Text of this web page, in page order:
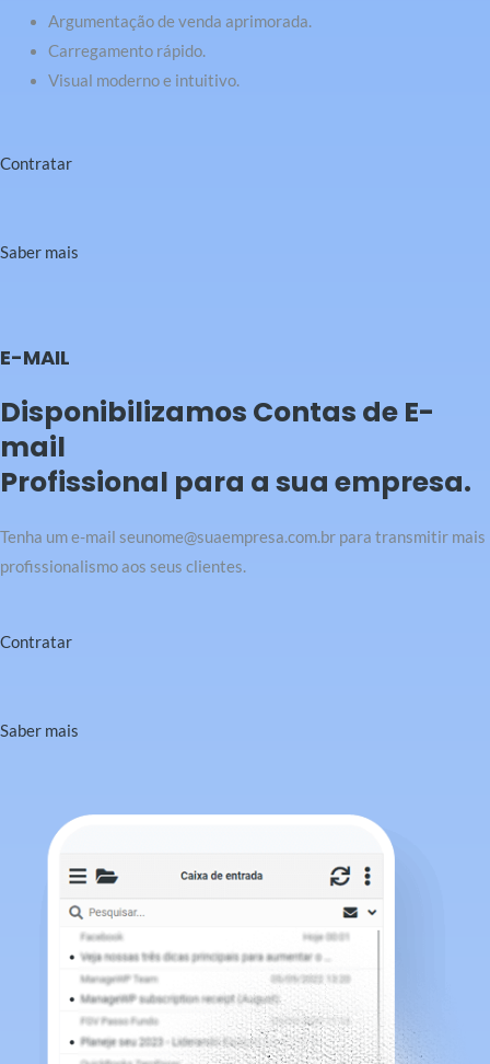
Argumentação de venda aprimorada.
Carregamento rápido.
Visual moderno e intuitivo.
Contratar
Saber mais
E-MAIL
Disponibilizamos Contas de E-
mail
Profissional para a sua empresa.
Tenha um e-mail seunome@suaempresa.com.br para transmitir mais
profissionalismo aos seus clientes.
Contratar
Saber mais